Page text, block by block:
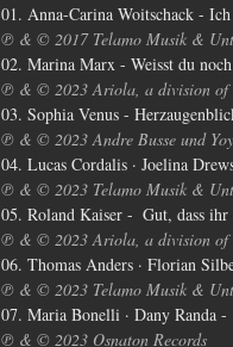
01. Anna-Carina Woitschack -
℗ & © 2017 Telamo Musik &
02. Marina Marx - Weisst du noch
℗ & © 2023 Ariola, a division of
03. Sophia Venus -
℗ & © 2023 Andre Busse und
04. Lucas Cordalis · Joelina
℗ & © 2023 Telamo Musik &
05. Roland Kaiser -  Gut, dass ihr
℗ & © 2023 Ariola, a division of
06. Thomas Anders · Florian
℗ & © 2023 Telamo Musik &
07. Maria Bonelli · Dany Randa
℗ & © 2023 Osnaton Records